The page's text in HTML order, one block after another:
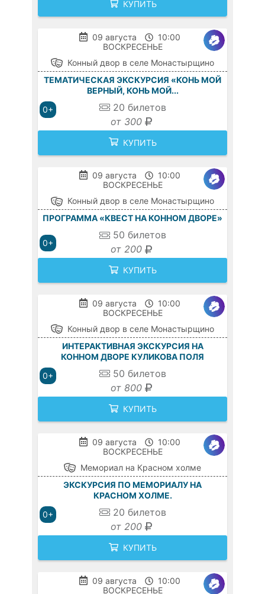
КУПИТЬ
09 августа
10:00
ВОСКРЕСЕНЬЕ
0+
Конный двор в селе Монастырщино
ТЕМАТИЧЕСКАЯ ЭКСКУРСИЯ «КОНЬ МОЙ
ВЕРНЫЙ, КОНЬ МОЙ...
20 билетов
от 300
КУПИТЬ
09 августа
10:00
ВОСКРЕСЕНЬЕ
0+
Конный двор в селе Монастырщино
ПРОГРАММА «КВЕСТ НА КОННОМ ДВОРЕ»
50 билетов
от 200
КУПИТЬ
09 августа
10:00
ВОСКРЕСЕНЬЕ
0+
Конный двор в селе Монастырщино
ИНТЕРАКТИВНАЯ ЭКСКУРСИЯ НА
КОННОМ ДВОРЕ КУЛИКОВА ПОЛЯ
50 билетов
от 800
КУПИТЬ
09 августа
10:00
ВОСКРЕСЕНЬЕ
0+
Мемориал на Красном холме
ЭКСКУРСИЯ ПО МЕМОРИАЛУ НА
КРАСНОМ ХОЛМЕ.
20 билетов
от 200
КУПИТЬ
09 августа
10:00
ВОСКРЕСЕНЬЕ